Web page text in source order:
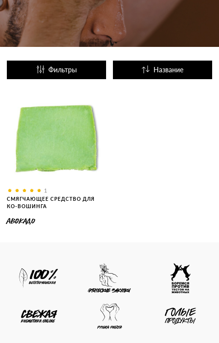
Фильтры Название
1
СМЯГЧАЮЩЕЕ СРЕДСТВО ДЛЯ
КО-ВОШИНГА
АВОКАДО